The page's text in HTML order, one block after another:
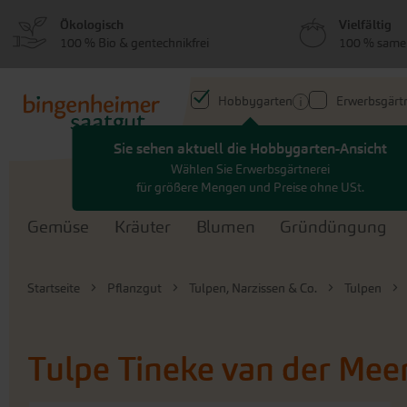
Hauptinhalt
Hobbygarten
Sie sehen aktuell die Hobbygarten-Ansicht
Wählen Sie Erwerbsgärtnerei
für größere Mengen und Preise ohne USt.
Search
Gemüse Kräuter Blumen Gründüngung
Startseite Pflanzgut Tulpen, Narzissen & Co. Tulpen
Tulpe Tineke van der
Ökologisch
100 % Bio & gentechnikfrei
Vielfältig
100 %